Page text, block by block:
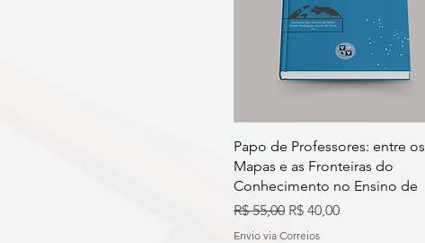
Papo de Professores: entre os
Mapas e as Fronteiras do
Conhecimento no Ensino de
Preço normal
R$ 55,00 Preço promocional
R$ 40,00
Envio via Correios